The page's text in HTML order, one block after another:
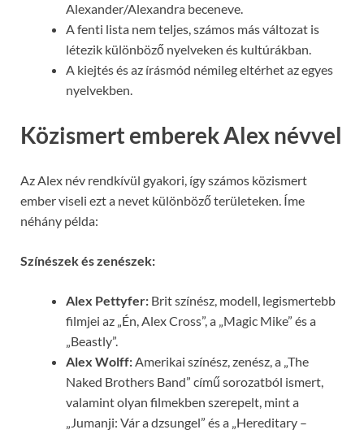
Alexander/Alexandra beceneve.
A fenti lista nem teljes, számos más változat is
létezik különböző nyelveken és kultúrákban.
A kiejtés és az írásmód némileg eltérhet az egyes
nyelvekben.
Közismert emberek Alex névvel
Az Alex név rendkívül gyakori, így számos közismert
ember viseli ezt a nevet különböző területeken. Íme
néhány példa:
Színészek és zenészek:
Alex Pettyfer: Brit színész, modell, legismertebb
filmjei az „Én, Alex Cross”, a „Magic Mike” és a
„Beastly”.
Alex Wolff:Amerikai színész, zenész, a „The
Naked Brothers Band” című sorozatból ismert,
valamint olyan filmekben szerepelt, mint a
„Jumanji: Vár a dzsungel” és a „Hereditary –